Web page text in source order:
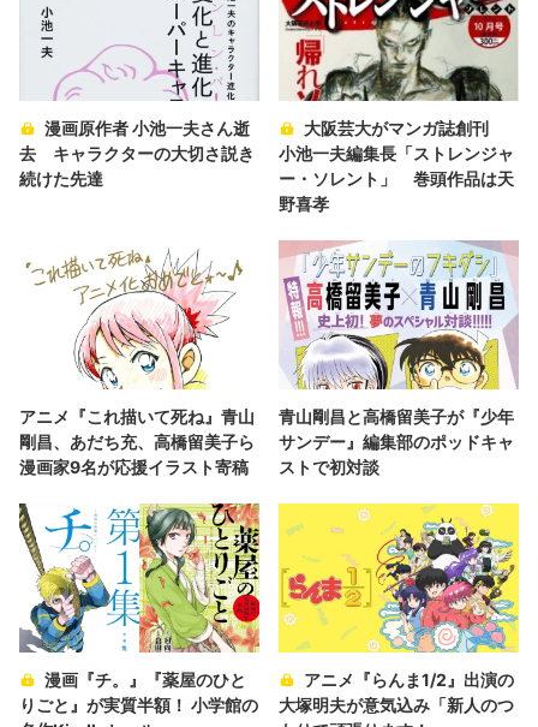
漫画原作者 小池一夫さん逝
去 キャラクターの大切さ説き
続けた先達
大阪芸大がマンガ誌創刊
小池一夫編集長「ストレンジャ
ー・ソレント」 巻頭作品は天
野喜孝
アニメ『これ描いて死ね』青山
剛昌、あだち充、高橋留美子ら
漫画家9名が応援イラスト寄稿
青山剛昌と高橋留美子が『少年
サンデー』編集部のポッドキャ
ストで初対談
漫画『チ。』『薬屋のひと
りごと』が実質半額！ 小学館の
アニメ『らんま1/2』出演の
大塚明夫が意気込み「新人のつ